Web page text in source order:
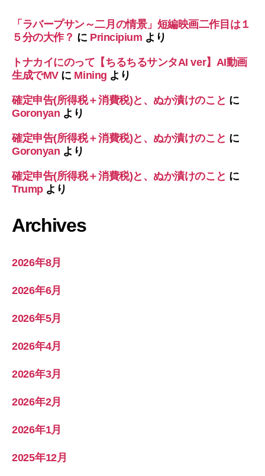
「ラバープサン～二月の情景」短編映画二作目は１
５分の大作？ に Principium より
トナカイにのって【ちるちるサンタAI ver】AI動画
生成でMVに Mining より
確定申告(所得税＋消費税)と、ぬか漬けのこと に
Goronyan より
確定申告(所得税＋消費税)と、ぬか漬けのこと に
Goronyan より
確定申告(所得税＋消費税)と、ぬか漬けのこと に
Trumpより
Archives
2026年8月
2026年6月
2026年5月
2026年4月
2026年3月
2026年2月
2026年1月
2025年12月